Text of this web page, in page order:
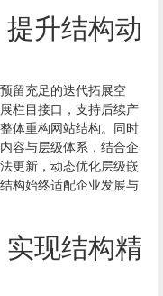
升结构动
留充足的迭代拓展空
栏目接口，支持后续产
体重构网站结构。同时
容与层级体系，结合企
更新，动态优化层级嵌
构始终适配企业发展与
现结构精